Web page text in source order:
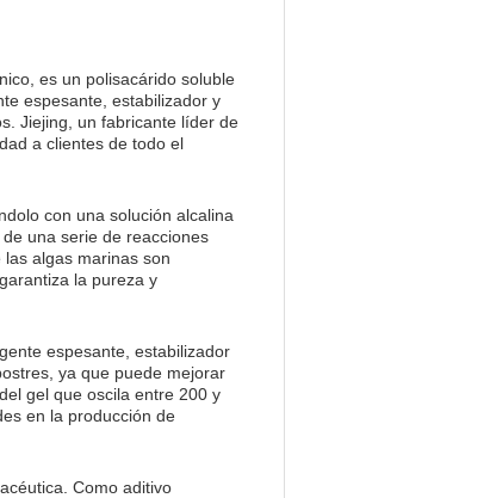
es un polisacárido soluble
espesante, estabilizador y
Jiejing, un fabricante líder de
a clientes de todo el
con una solución alcalina
una serie de reacciones
algas marinas son
la pureza y
espesante, estabilizador
ya que puede mejorar
gel que oscila entre 200 y
en la producción de
Como aditivo